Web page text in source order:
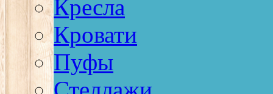
Кресла
Кровати
Пуфы